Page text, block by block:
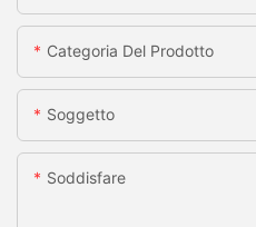
Categoria Del Prodotto
Soggetto
Soddisfare